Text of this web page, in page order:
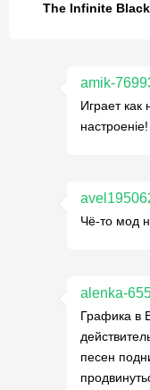
The Infinite
amik-
Играет как
настроенie!
Чё-то мод
alenka-
Графика в
песен